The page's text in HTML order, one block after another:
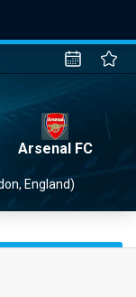
Arsenal FC
England)